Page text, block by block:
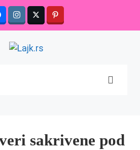
sakrivene pod